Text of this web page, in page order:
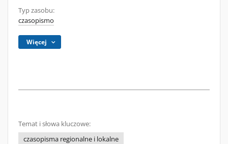
Typ zasobu:
czasopismo
Więcej
Temat i słowa kluczowe:
czasopisma regionalne i lokalne